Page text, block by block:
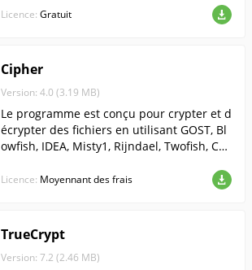
Licence: Gratuit
Cipher
Version: 4.0 (3.19 MB)
Le programme est conçu pour crypter et d
écrypter des fichiers en utilisant GOST, Bl
owfish, IDEA, Misty1, Rijndael, Twofish, Cas
R, BIT.
Licence: Moyennant des frais
TrueCrypt
Version: 7.2 (2.46 MB)